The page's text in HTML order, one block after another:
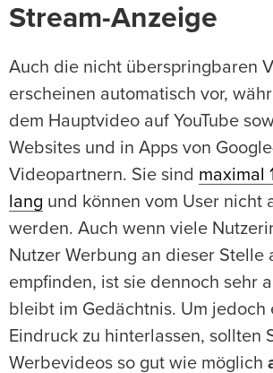
Stream-Anzeige
Auch die nicht überspringbaren
erscheinen automatisch vor,
dem Hauptvideo auf YouTube
Websites und in Apps von
Videopartnern. Sie sind maximal
lang und können vom User nicht
werden. Auch wenn viele
Nutzer Werbung an dieser Stelle
empfinden, ist sie dennoch sehr
bleibt im Gedächtnis. Um jedoch
Eindruck zu hinterlassen, sollten
Werbevideos so gut wie möglich